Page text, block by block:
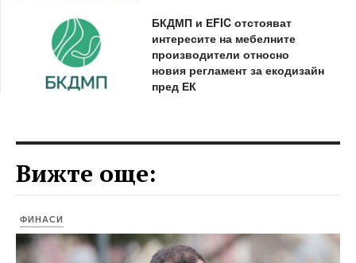
БКДМП и ЕFIC отстояват
интересите на мебелните
производители относно
новия регламент за екодизайн
пред ЕК
Вижте още:
ФИНАСИ